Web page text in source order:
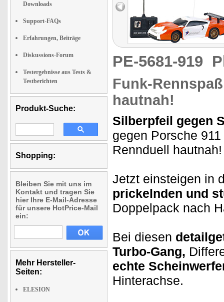
Downloads
Support-FAQs
Erfahrungen, Beiträge
Diskussions-Forum
Testergebnisse aus Tests &
Testberichten
Produkt-Suche:
Shopping:
Bleiben Sie mit uns im
Kontakt und tragen Sie
hier Ihre E-Mail-Adresse
für unsere HotPrice-Mail
ein:
Mehr Hersteller-
Seiten:
ELESION
PE-5681-919
Funk-
hautnah!
Silberpfeil gegen
gegen Porsche
Rennduell hautnah!
Jetzt einsteigen in
prickelnden und
Doppelpack nach
Bei diesen
Turbo-Gang,
echte
Hinterachse.